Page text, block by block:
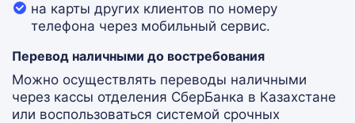
на карты других клиентов по номеру
телефона через мобильный сервис.
Перевод наличными до востребования
Можно осуществлять переводы наличными
через кассы отделения СберБанка в Казахстане
или воспользоваться системой срочных